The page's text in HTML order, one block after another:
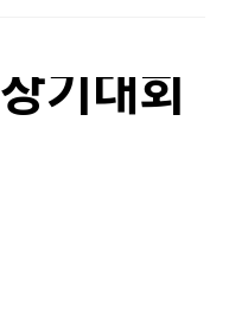
장기대회